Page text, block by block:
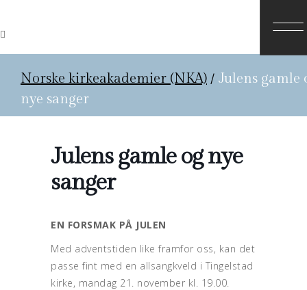
Norske kirkeakademier (NKA) / Julens gamle
nye sanger
Julens gamle og nye
sanger
EN FORSMAK PÅ JULEN
Med adventstiden like framfor oss, kan det
passe fint med en allsangkveld i Tingelstad
kirke, mandag 21. november kl. 19.00.